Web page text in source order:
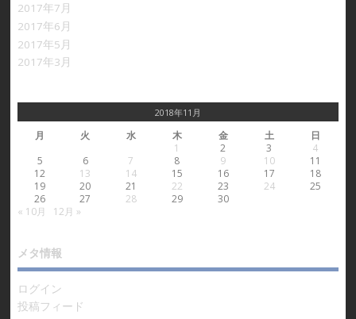
2017年7月
2017年6月
2017年5月
2017年3月
2018年11月
月 火 水 木 金 土
日
1
2 3
4
5
6 7 8 9 10
11
12
13 14 15 16 17
18
19
20 21 22 23 24
25
26
27 28 29
30
« 10月
12月 »
メタ情報
ログイン
投稿フィード